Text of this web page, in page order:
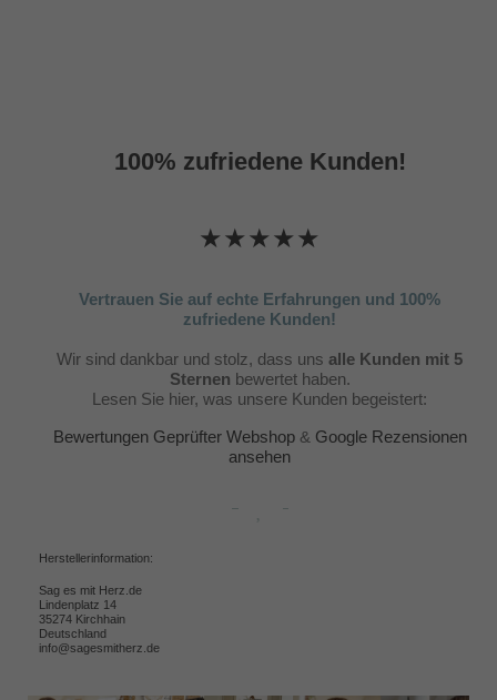
100% zufriedene Kunden!
★★★★★
Vertrauen Sie auf echte Erfahrungen und 100%
zufriedene Kunden!
Wir sind dankbar und stolz, dass uns alle Kunden mit 5
Sternen bewertet haben.
Lesen Sie hier, was unsere Kunden begeistert:
Bewertungen Geprüfter Webshop& Google Rezensionen
ansehen
Herstellerinformation:
Sag es mit Herz.de
Lindenplatz 14
35274 Kirchhain
Deutschland
info@sagesmitherz.de